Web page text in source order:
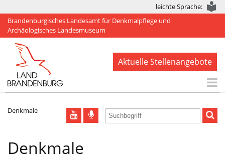
leichte Sprache:
Brandenburgisches Landesamt für Denkmalpflege und
Archäologisches Landesmuseum
Aktuelle Stellenangebote
BLDAM
Denkmale
Denkmale